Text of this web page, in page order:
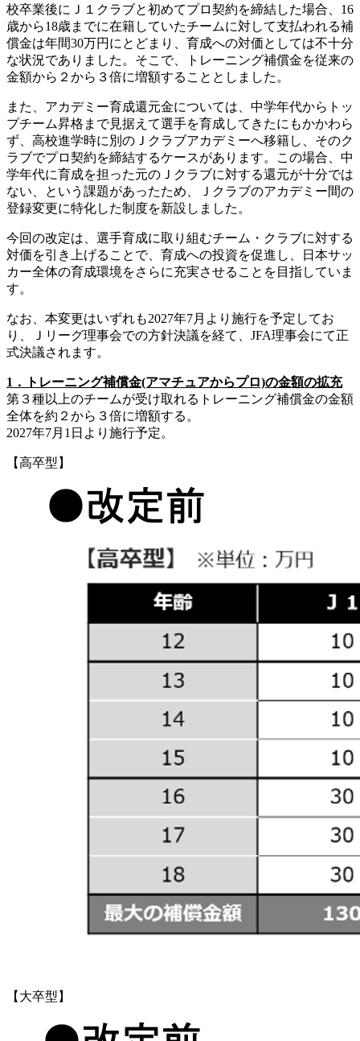
校卒業後にＪ１クラブと初めてプロ契約を締結した場合、16
歳から18歳までに在籍していたチームに対して支払われる補
償金は年間30万円にとどまり、育成への対価としては不十分
な状況でありました。そこで、トレーニング補償金を従来の
金額から２から３倍に増額することとしました。
また、アカデミー育成還元金については、中学年代からトッ
プチーム昇格まで見据えて選手を育成してきたにもかかわら
ず、高校進学時に別のＪクラブアカデミーへ移籍し、そのク
ラブでプロ契約を締結するケースがあります。この場合、中
学年代に育成を担った元のＪクラブに対する還元が十分では
ない、という課題があったため、Ｊクラブのアカデミー間の
登録変更に特化した制度を新設しました。
今回の改定は、選手育成に取り組むチーム・クラブに対する
対価を引き上げることで、育成への投資を促進し、日本サッ
カー全体の育成環境をさらに充実させることを目指していま
す。
なお、本変更はいずれも2027年7月より施行を予定してお
り、Ｊリーグ理事会での方針決議を経て、JFA理事会にて正
式決議されます。
1．トレーニング補償金(アマチュアからプロ)の金額の拡充
第３種以上のチームが受け取れるトレーニング補償金の金額
全体を約２から３倍に増額する。
2027年7月1日より施行予定。
【高卒型】
【大卒型】